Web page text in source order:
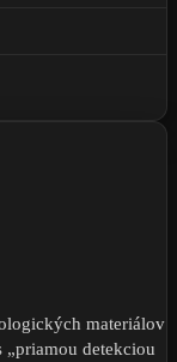
materiálov
detekciou